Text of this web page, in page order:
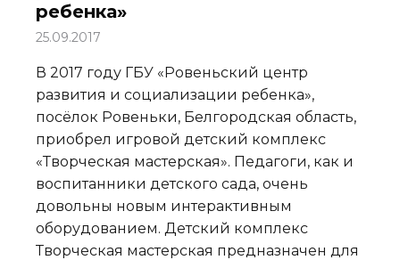
ребенка»
25.09.2017
В 2017 году ГБУ «Ровеньский центр
развития и социализации ребенка»,
посёлок Ровеньки, Белгородская область,
приобрел игровой детский комплекс
«Творческая мастерская». Педагоги, как и
воспитанники детского сада, очень
довольны новым интерактивным
оборудованием. Детский комплекс
Творческая мастерская предназначен для